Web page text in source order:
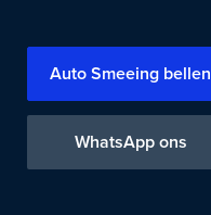
Auto Smeeing bellen
WhatsApp ons